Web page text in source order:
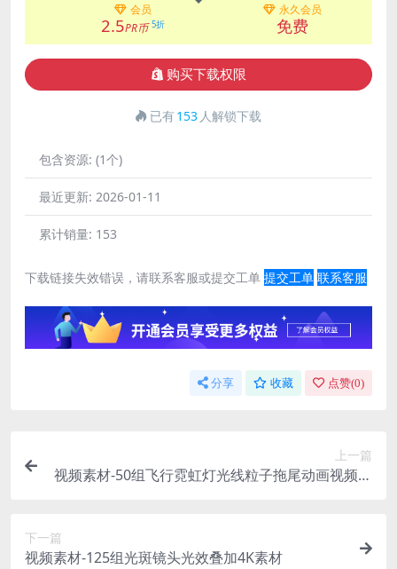
会员
2.5PR币 5折
永久会员
免费
购买下载权限
已有153 人解锁下载
包含资源: (1个)
最近更新: 2026-01-11
累计销量: 153
下载链接失效错误，请联系客服或提交工单 提交工单 联系客服
分享 收藏 点赞(0)
上一篇
视频素材-50组飞行霓虹灯光线粒子拖尾动画视频素
下一篇
视频素材-125组光斑镜头光效叠加4K素材